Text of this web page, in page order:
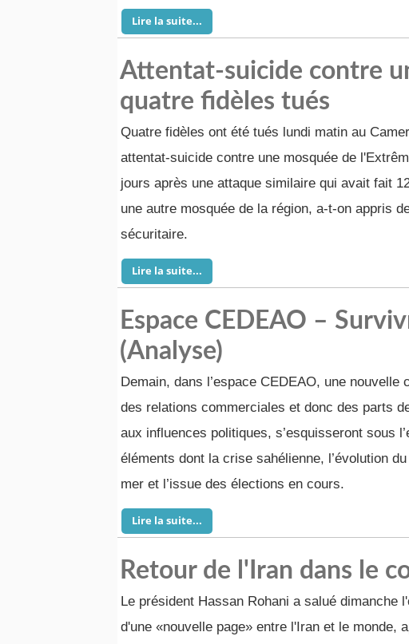
Lire la suite...
Attentat-suicide contre
quatre fidèles tués
Quatre fidèles ont été tués lundi matin au
attentat-suicide contre une mosquée de
jours après une attaque similaire qui avait fait
une autre mosquée de la région, a-t-on appris
sécuritaire.
Lire la suite...
Espace CEDEAO –
(Analyse)
Demain, dans l’espace CEDEAO, une nouvelle
des relations commerciales et donc des parts
aux influences politiques, s’esquisseront sous
éléments dont la crise sahélienne, l’évolution
mer et l’issue des élections en cours.
Lire la suite...
Retour de l'Iran dans le
Le président Hassan Rohani a salué dimanche
d'une «nouvelle page» entre l'Iran et le monde,